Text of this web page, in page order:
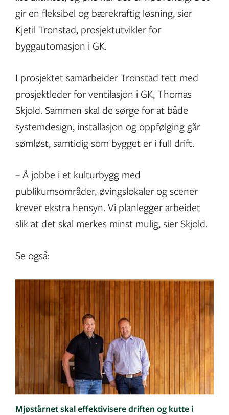
gir en fleksibel og bærekraftig løsning, sier
Kjetil Tronstad, prosjektutvikler for
byggautomasjon i GK.
I prosjektet samarbeider Tronstad tett med
prosjektleder for ventilasjon i GK, Thomas
Skjold. Sammen skal de sørge for at både
systemdesign, installasjon og oppfølging går
sømløst, samtidig som bygget er i full drift.
– Å jobbe i et kulturbygg med
publikumsområder, øvingslokaler og scener
krever ekstra hensyn. Vi planlegger arbeidet
slik at det skal merkes minst mulig, sier Skjold.
Se også:
Mjøstårnet skal effektivisere driften og kutte i